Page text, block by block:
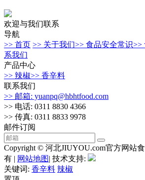
欢迎与我们联系
导航
>> 首页 >> 关于我们>> 食品安全常识>>
系我们
产品中心
>> 辣椒>> 香辛料
联系我们
>> 邮箱: yuanpq@hbhtfood.com
>> 电话: 0311 8830 4366
>> 传真: 0311 8833 9978
邮件订阅
Copyright © 河北JIUYOU.com官方网站
有 | 网站地图| 技术支持:
关键词: 香辛料 辣椒